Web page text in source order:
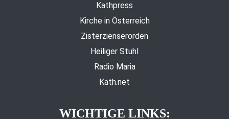
Kathpress
Kirche in Österreich
Zisterzienserorden
Heiliger Stuhl
Radio Maria
Kath.net
WICHTIGE LINKS: